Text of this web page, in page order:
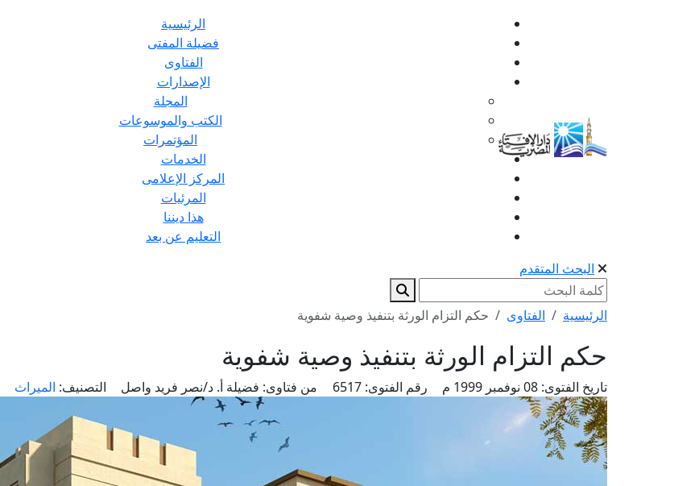
الرئيسية
فضيلة المفتى
الفتاوى
الإصدارات
المجلة
الكتب والموسوعات
المؤتمرات
الخدمات
المركز الإعلامى
المرئيات
هذا ديننا
التعليم عن بعد
البحث المتقدم
الرئيسية الفتاوى حكم التزام الورثة بتنفيذ وصية شفوية
حكم التزام الورثة بتنفيذ وصية شفوية
تاريخ الفتوى: رقم الفتوى: 6517 من فتاوى: فضيلة أ. د/نصر فريد واصل التصنيف: الميراث